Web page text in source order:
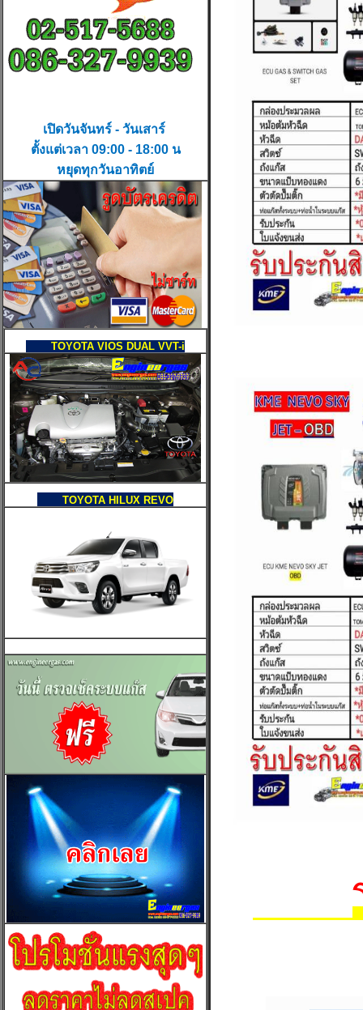
เปิดวันจันทร์ - วันเสาร์
ตั้งแต่เวลา 09:00 - 18:00 น
หยุดทุกวันอาทิตย์
TOYOTA VIOS DUAL VVT-i
TOYOTA HILUX REVO